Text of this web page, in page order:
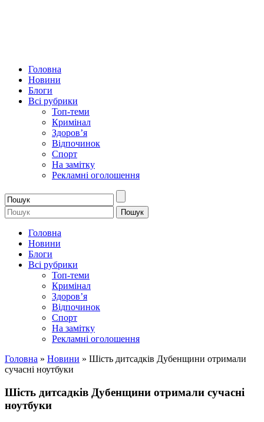
Головна
Новини
Блоги
Всі рубрики
Топ-теми
Кримінал
Здоров’я
Відпочинок
Спорт
На замітку
Рекламні оголошення
Головна
Новини
Блоги
Всі рубрики
Топ-теми
Кримінал
Здоров’я
Відпочинок
Спорт
На замітку
Рекламні оголошення
Головна » Новини » Шість дитсадків Дубенщини отримали
сучасні ноутбуки
Шість дитсадків Дубенщини отримали сучасні
ноутбуки